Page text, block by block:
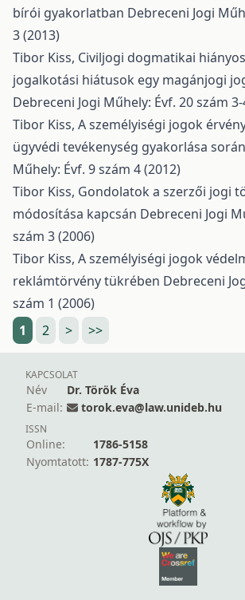
bírói gyakorlatban Debreceni Jogi
3 (2013)
Tibor Kiss, Civiljogi dogmatikai
jogalkotási hiátusok egy magánjogi
Debreceni Jogi Műhely: Évf. 20 szám 3-
Tibor Kiss, A személyiségi jogok
ügyvédi tevékenység gyakorlása során
Műhely: Évf. 9 szám 4 (2012)
Tibor Kiss, Gondolatok a szerzői jogi
módosítása kapcsán Debreceni Jogi
szám 3 (2006)
Tibor Kiss, A személyiségi jogok
reklámtörvény tükrében Debreceni
szám 1 (2006)
1
2 > >>
KAPCSOLAT
Név
Dr. Török Éva
E-mail:
torok.eva@law.unideb.hu
ISSN
Online:
1786-5158
Nyomtatott: 1787-775X